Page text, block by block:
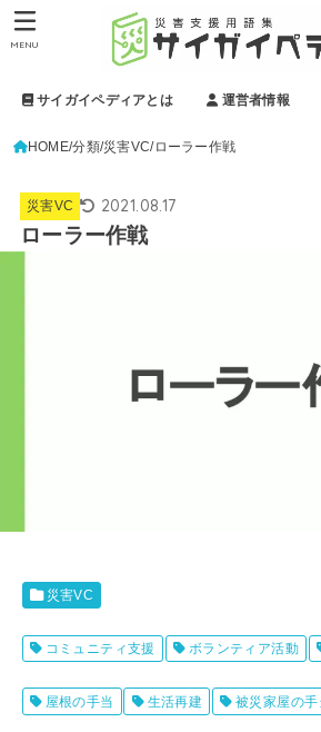
サイガイペディアとは 運営者情報
MENU
HOME 分類 災害VC ローラー作戦
災害VC 2021.08.17
ローラー作戦
災害VC
コミュニティ支援 ボランティア活動
屋根の手当 生活再建 被災家屋の手